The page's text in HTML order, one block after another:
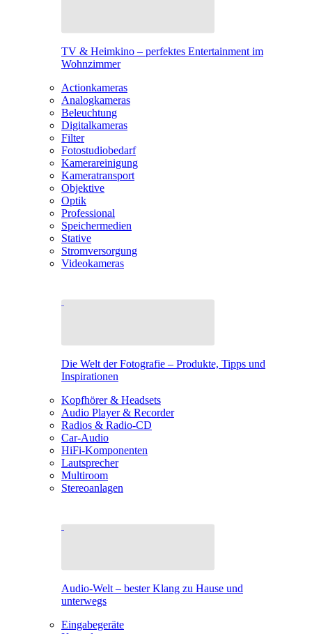
TV & Heimkino – perfektes Entertainment im
Wohnzimmer
Actionkameras
Analogkameras
Beleuchtung
Digitalkameras
Filter
Fotostudiobedarf
Kamerareinigung
Kameratransport
Objektive
Optik
Professional
Speichermedien
Stative
Stromversorgung
Videokameras
Die Welt der Fotografie – Produkte, Tipps und
Inspirationen
Kopfhörer & Headsets
Audio Player & Recorder
Radios & Radio-CD
Car-Audio
HiFi-Komponenten
Lautsprecher
Multiroom
Stereoanlagen
Audio-Welt – bester Klang zu Hause und
unterwegs
Eingabegeräte